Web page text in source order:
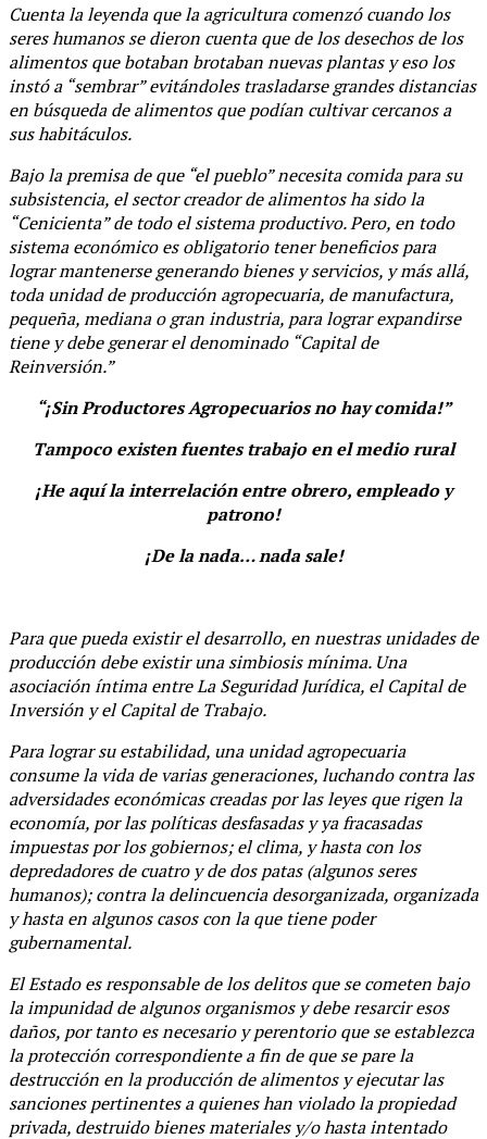
Cuenta la leyenda que la agricultura comenzó cuando los
seres humanos se dieron cuenta que de los desechos de los
alimentos que botaban brotaban nuevas plantas y eso los
instó a “sembrar” evitándoles trasladarse grandes distancias
en búsqueda de alimentos que podían cultivar cercanos a
sus habitáculos.
Bajo la premisa de que “el pueblo” necesita comida para su
subsistencia, el sector creador de alimentos ha sido la
“Cenicienta” de todo el sistema productivo. Pero, en todo
sistema económico es obligatorio tener beneficios para
lograr mantenerse generando bienes y servicios, y más allá,
toda unidad de producción agropecuaria, de manufactura,
pequeña, mediana o gran industria, para lograr expandirse
tiene y debe generar el denominado “Capital de
Reinversión.”
“¡Sin Productores Agropecuarios no hay comida!”
Tampoco existen fuentes trabajo en el medio rural
¡He aquí la interrelación entre obrero, empleado y
patrono!
¡De la nada… nada sale!
Para que pueda existir el desarrollo, en nuestras unidades de
producción debe existir una simbiosis mínima. Una
asociación íntima entre La Seguridad Jurídica, el Capital de
Inversión y el Capital de Trabajo.
Para lograr su estabilidad, una unidad agropecuaria
consume la vida de varias generaciones, luchando contra las
adversidades económicas creadas por las leyes que rigen la
economía, por las políticas desfasadas y ya fracasadas
impuestas por los gobiernos; el clima, y hasta con los
depredadores de cuatro y de dos patas (algunos seres
humanos); contra la delincuencia desorganizada, organizada
y hasta en algunos casos con la que tiene poder
gubernamental.
El Estado es responsable de los delitos que se cometen bajo
la impunidad de algunos organismos y debe resarcir esos
daños, por tanto es necesario y perentorio que se establezca
la protección correspondiente a fin de que se pare la
destrucción en la producción de alimentos y ejecutar las
sanciones pertinentes a quienes han violado la propiedad
privada, destruido bienes materiales y/o hasta intentado